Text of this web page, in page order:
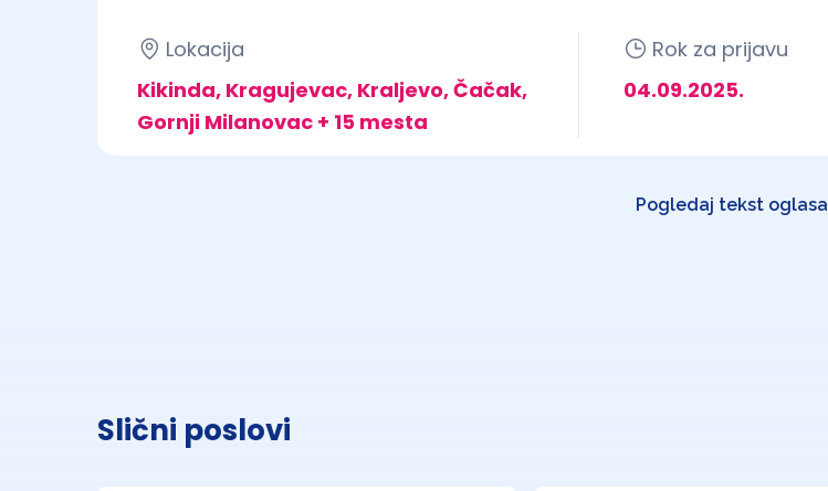
Lokacija
Kikinda, Kragujevac, Kraljevo, Čačak,
Gornji Milanovac + 15 mesta
Rok za prijavu
04.09.2025.
Pogledaj tekst oglasa
Slični poslovi